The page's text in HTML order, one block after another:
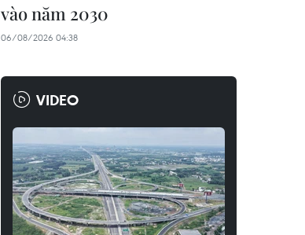
vào năm 2030
06/08/2026 04:38
VIDEO